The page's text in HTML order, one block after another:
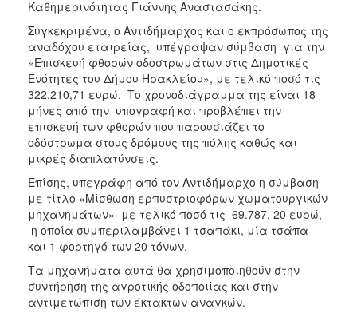
ΤΟΠΟΣ
ΠΟΛΙΤΙΣΜΟΣ
ΑΝΘΕΚΤΙΚΗ
ΠΟΛΗ
Καθημερινότητας Γιάννης Αναστασάκης.
Συγκεκριμένα, ο Αντιδήμαρχος και ο εκπρόσωπος της
αναδόχου εταιρείας, υπέγραψαν σύμβαση για την
«Επισκευή φθορών οδοστρωμάτων στις Δημοτικές
Ενότητες του Δήμου Ηρακλείου», με τελικό ποσό τις
322.210,71 ευρώ. Το χρονοδιάγραμμα της είναι 18
μήνες από την υπογραφή και προβλέπει την
επισκευή των φθορών που παρουσιάζει το
οδόστρωμα στους δρόμους της πόλης καθώς και
μικρές διαπλατύνσεις.
Επίσης, υπεγράφη από τον Αντιδήμαρχο η σύμβαση
με τίτλο «Μίσθωση ερπυστριοφόρων χωματουργικών
μηχανημάτων» με τελικό ποσό τις 69.787, 20 ευρώ,
η οποία συμπεριλαμβάνει 1 τσαπάκι, μία τσάπα
και 1 φορτηγό των 20 τόνων.
Τα μηχανήματα αυτά θα χρησιμοποιηθούν στην
συντήρηση της αγροτικής οδοποιίας και στην
αντιμετώπιση των έκτακτων αναγκών.